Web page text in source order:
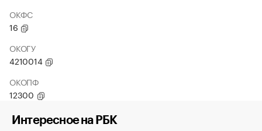
ОКФС
16
ОКОГУ
4210014
ОКОПФ
12300
Интересное на РБК